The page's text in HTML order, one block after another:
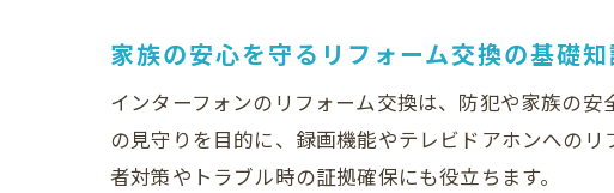
費
家族の
リ
家族の安心を守るリフォーム交換の基礎知
インターフォンのリフォーム交換は、防犯や家族の
の見守りを目的に、録画機能やテレビドアホンへの
者対策やトラブル時の証拠確保にも役立ちます。